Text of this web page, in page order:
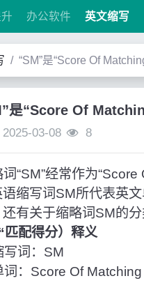
办公软件 英文缩写
“SM”是“Score Of
是“Score Of
2025-03-08 8
“SM”经常作为“Score
缩写词SM所代表英
有关于缩略词SM的
匹配得分）释义
写词：SM
词：Score Of Matching